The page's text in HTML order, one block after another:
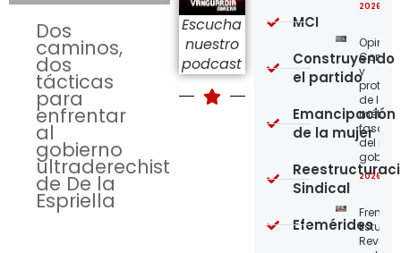
Dos
caminos,
dos
tácticas
para
enfrentar
al
gobierno
ultraderechista
de De la
Espriella
Escucha
nuestro
podcast
2026-
y
de los
del
2026-
Frente
MCI
Construyendo
el partido
Emancipación
de la mujer
Sindical
Efemérides